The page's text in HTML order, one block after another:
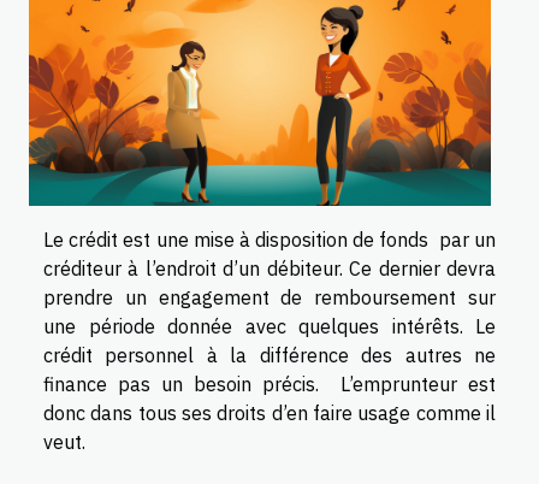
Le crédit est une mise à disposition de fonds par un
créditeur à l’endroit d’un débiteur. Ce dernier devra
prendre un engagement de remboursement sur
une période donnée avec quelques intérêts. Le
crédit personnel à la différence des autres ne
finance pas un besoin précis. L’emprunteur est
donc dans tous ses droits d’en faire usage comme il
veut.